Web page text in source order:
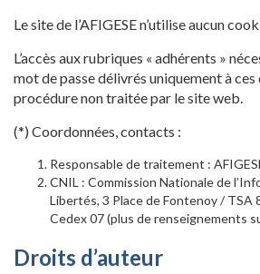
Le site de l’AFIGESE n’utilise aucun
L’accès aux rubriques « adhérents »
mot de passe délivrés uniquement à ces
procédure non traitée par le site web.
(*) Coordonnées, contacts :
Responsable de traitement :
CNIL : Commission Nationale de
Libertés, 3 Place de Fontenoy / TSA
Cedex 07 (plus de renseignements
Droits d’auteur